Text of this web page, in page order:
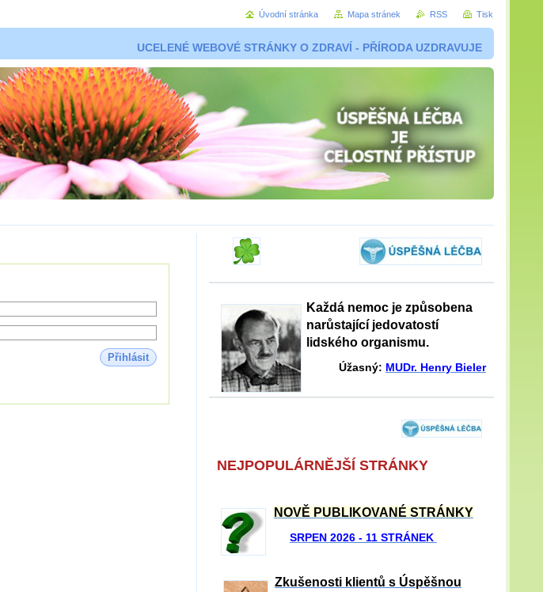
UCELENÉ WEBOVÉ STRÁNKY O ZDRAVÍ - PŘÍRODA UZDRAVUJE
Přihlásit
Každá nemoc je způsobena
narůstající jedovatostí
lidského organismu.
Úžasný: MUDr. Henry Bieler
NEJPOPULÁRNĚJŠÍ STRÁNKY
NOVĚ PUBLIKOVANÉ STRÁNKY
SRPEN 2026 - 11 STRÁNEK
Zkušenosti klientů s Úspěšnou
Úvodní stránka Mapa stránek RSS Tisk